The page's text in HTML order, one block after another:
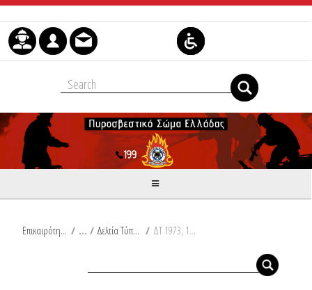
Skip to Content
Επικαιρότητα / Δελτία Τύπου / ΔΤ 1973, 10/07/2008, 13:30, Ανακοίνωση